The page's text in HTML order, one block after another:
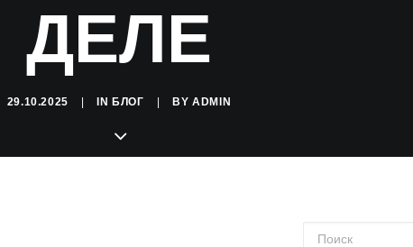
ДЕЛЕ
29.10.2025 IN БЛОГ BYADMIN